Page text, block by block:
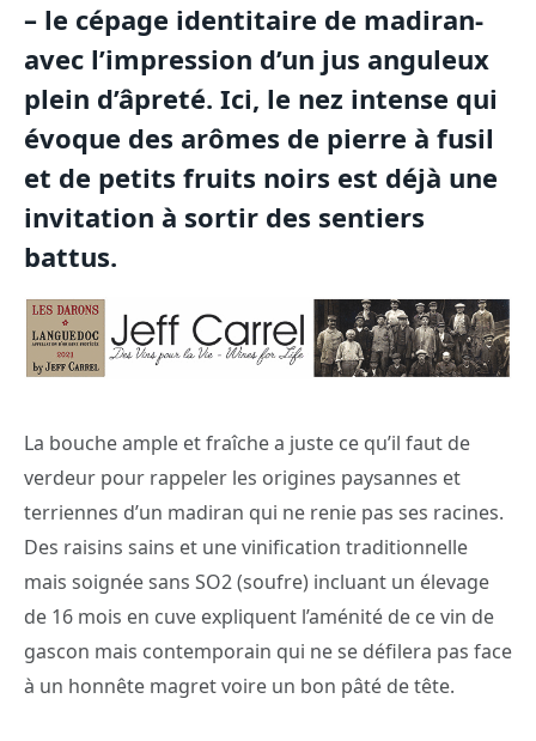
– le cépage identitaire de madiran-
avec l’impression d’un jus anguleux
plein d’âpreté. Ici, le nez intense qui
évoque des arômes de pierre à fusil
et de petits fruits noirs est déjà une
invitation à sortir des sentiers
battus.
La bouche ample et fraîche a juste ce qu’il faut de
verdeur pour rappeler les origines paysannes et
terriennes d’un madiran qui ne renie pas ses racines.
Des raisins sains et une vinification traditionnelle
mais soignée sans SO2 (soufre) incluant un élevage
de 16 mois en cuve expliquent l’aménité de ce vin de
gascon mais contemporain qui ne se défilera pas face
à un honnête magret voire un bon pâté de tête.